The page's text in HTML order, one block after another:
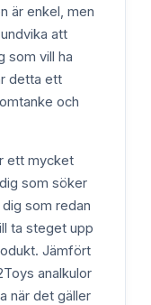
är enkel, men
att
som vill ha
detta ett
och
ett mycket
som söker
som redan
ta steget upp
Jämfört
analkulor
när det gäller